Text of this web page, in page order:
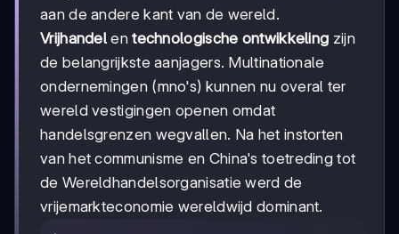
aan de andere kant van de wereld.
Vrijhandel entechnologische ontwikkeling zijn
de belangrijkste aanjagers. Multinationale
ondernemingen (mno's) kunnen nu overal ter
wereld vestigingen openen omdat
handelsgrenzen wegvallen. Na het instorten
van het communisme en China's toetreding tot
de Wereldhandelsorganisatie werd de
vrijemarkteconomie wereldwijd dominant.